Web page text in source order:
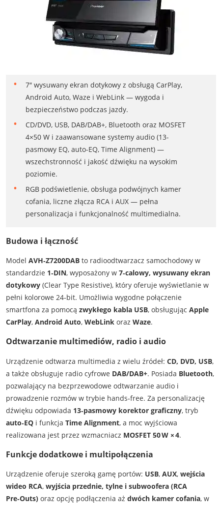
7″ wysuwany ekran dotykowy z obsługą CarPlay,
Android Auto, Waze i WebLink — wygoda i
bezpieczeństwo podczas jazdy.
CD/DVD, USB, DAB/DAB+, Bluetooth oraz MOSFET
4×50 W i zaawansowane systemy audio (13-
pasmowy EQ, auto-EQ, Time Alignment) —
wszechstronność i jakość dźwięku na wysokim
poziomie.
RGB podświetlenie, obsługa podwójnych kamer
cofania, liczne złącza RCA i AUX — pełna
personalizacja i funkcjonalność multimedialna.
Budowa i łączność
Model AVH‑Z7200DABto radioodtwarzacz samochodowy w
standardzie 1‑DIN, wyposażony w 7‑calowy, wysuwany ekran
dotykowy(Clear Type Resistive), który oferuje wyświetlanie w
pełni kolorowe 24‑bit. Umożliwia wygodne połączenie
smartfona za pomocą zwykłego kabla USB, obsługując Apple
CarPlay, Android Auto, WebLinkoraz Waze.
Odtwarzanie multimediów, radio i audio
Urządzenie odtwarza multimedia z wielu źródeł: CD, DVD, USB,
a także obsługuje radio cyfrowe DAB/DAB+. Posiada Bluetooth,
pozwalający na bezprzewodowe odtwarzanie audio i
prowadzenie rozmów w trybie hands‑free. Za personalizację
dźwięku odpowiada 13‑pasmowy korektor graficzny, tryb
auto‑EQi funkcja Time Alignment, a moc wyjściowa
realizowana jest przez wzmacniacz MOSFET 50 W × 4.
Funkcje dodatkowe i multipołączenia
Urządzenie oferuje szeroką gamę portów: USB, AUX, wejścia
wideo RCA, wyjścia przednie, tylne i subwoofera (RCA
Pre‑Outs)oraz opcję podłączenia aż dwóch kamer cofania, w